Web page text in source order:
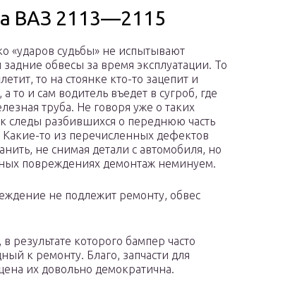
ВАЗ 2113—2115
«ударов судьбы» не испытывают
обвесы за время эксплуатации. То
то на стоянке кто-то зацепит и
а то и сам водитель въедет в сугроб, где
труба. Не говоря уже о таких
следы разбившихся о переднюю часть
то из перечисленных дефектов
не снимая детали с автомобиля, но
повреждениях демонтаж неминуем.
не подлежит ремонту, обвес
которого бампер часто
к ремонту. Благо, запчасти для
их довольно демократична.